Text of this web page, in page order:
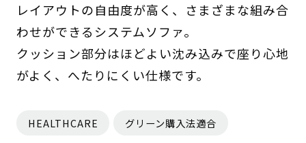
レイアウトの自由度が高く、さまざまな組み合
わせができるシステムソファ。
クッション部分はほどよい沈み込みで座り心地
がよく、へたりにくい仕様です。
HEALTHCARE グリーン購入法適合